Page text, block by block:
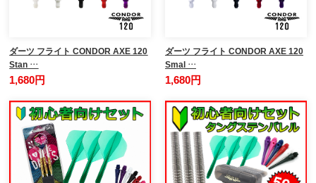
ダーツ フライト CONDOR AXE 120
Stan …
1,680円
ダーツ フライト CONDOR AXE 120
Smal …
1,680円